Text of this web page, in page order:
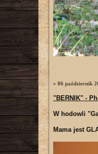
» 06 październik
"BERNIK" -
W hodowli
Mama jest